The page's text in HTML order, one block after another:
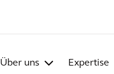
Über uns Expertise